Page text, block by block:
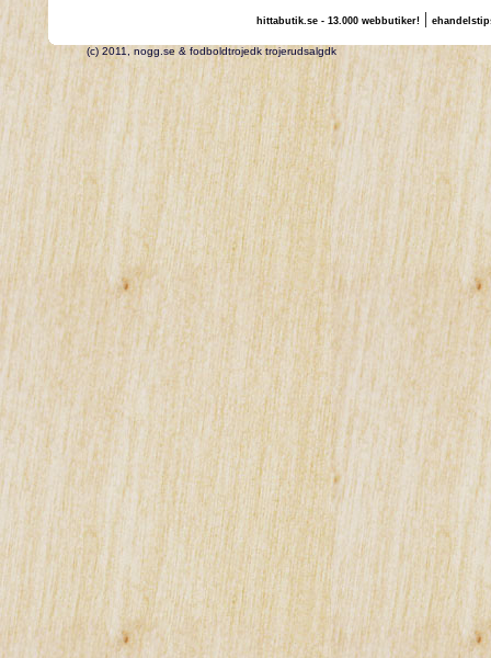
hittabutik.se - 13.000 webbutiker!|
(c) 2011, nogg.se & fodboldtrojedk trojerudsalgdk